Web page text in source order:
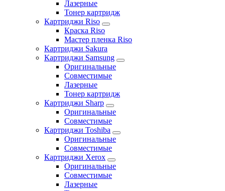
Лазерные
Тонер картридж
Картриджи Riso
Краска Riso
Мастер пленка Riso
Картриджи Sakura
Картриджи Samsung
Оригинальные
Совместимые
Лазерные
Тонер картридж
Картриджи Sharp
Оригинальные
Совместимые
Картриджи Toshiba
Оригинальные
Совместимые
Картриджи Xerox
Оригинальные
Совместимые
Лазерные